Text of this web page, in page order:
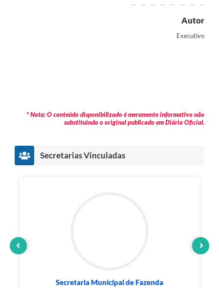
Autor
Executivo
* Nota: O conteúdo disponibilizado é meramente informativo não
substituindo o original publicado em Diário Oficial.
Secretarias Vinculadas
Secretaria Municipal de Fazenda